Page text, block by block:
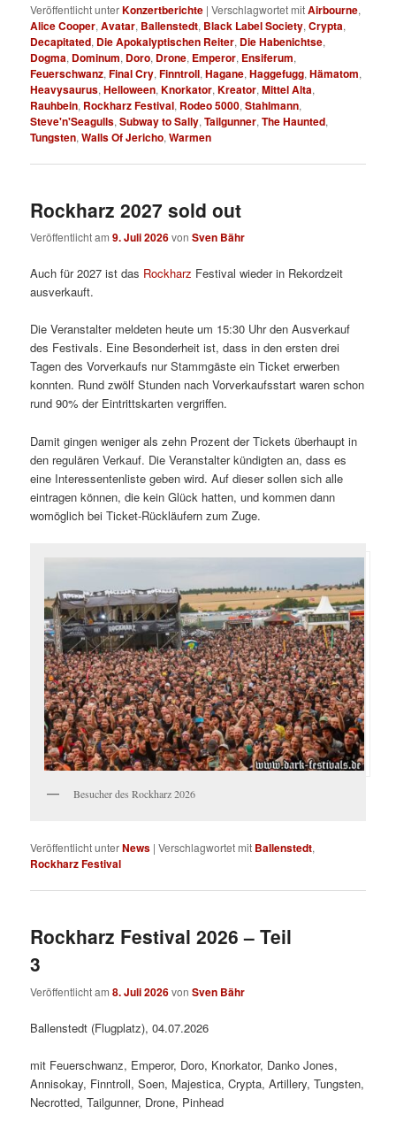
Veröffentlicht unterKonzertberichte |Verschlagwortet mitAirbourne,
Alice Cooper,Avatar, Ballenstedt, Black Label Society,Crypta,
Decapitated, Die Apokalyptischen Reiter, Die Habenichtse,
Dogma, Dominum, Doro, Drone, Emperor, Ensiferum,
Feuerschwanz,Final Cry,Finntroll,Hagane,Haggefugg,Hämatom,
Heavysaurus,Helloween,Knorkator,Kreator,Mittel Alta,
Rauhbein, Rockharz Festival, Rodeo 5000,Stahlmann,
Steve'n'Seagulls,Subway to Sally,Tailgunner,The Haunted,
Tungsten,Walls Of Jericho,Warmen
Rockharz 2027 sold out
Veröffentlicht am9. Juli 2026vonSven Bähr
Auch für 2027 ist das Rockharz Festival wieder in Rekordzeit
ausverkauft.
Die Veranstalter meldeten heute um 15:30 Uhr den Ausverkauf
des Festivals. Eine Besonderheit ist, dass in den ersten drei
Tagen des Vorverkaufs nur Stammgäste ein Ticket erwerben
konnten. Rund zwölf Stunden nach Vorverkaufsstart waren schon
rund 90% der Eintrittskarten vergriffen.
Damit gingen weniger als zehn Prozent der Tickets überhaupt in
den regulären Verkauf. Die Veranstalter kündigten an, dass es
eine Interessentenliste geben wird. Auf dieser sollen sich alle
eintragen können, die kein Glück hatten, und kommen dann
womöglich bei Ticket-Rückläufern zum Zuge.
Besucher des Rockharz 2026
Veröffentlicht unterNews |Verschlagwortet mit Ballenstedt,
Rockharz Festival
Rockharz Festival 2026 – Teil
3
Veröffentlicht am8. Juli 2026vonSven Bähr
Ballenstedt (Flugplatz), 04.07.2026
mit Feuerschwanz, Emperor, Doro, Knorkator, Danko Jones,
Annisokay, Finntroll, Soen, Majestica, Crypta, Artillery, Tungsten,
Necrotted, Tailgunner, Drone, Pinhead